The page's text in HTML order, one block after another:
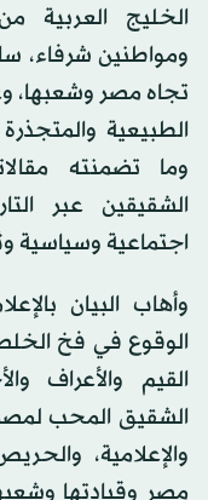
الخليج العربية
ومواطنين شرفاء،
تجاه مصر وشعبها،
الطبيعية
وما تضمنته
الشقيقين عبر
اجتماعية وسياسية
وأهاب البيان
الوقوع في فخ
القيم والأعراف
الشقيق المحب لمصر
والإعلامية،
مصر وقيادتها